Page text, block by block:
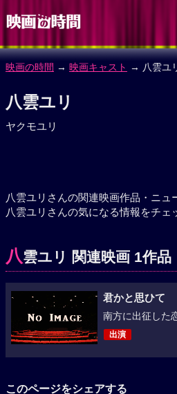
映画の時間 → 映画キャスト → 八雲ユ
八雲ユリ
ヤクモユリ
八雲ユリさんの関連映画作品・ニュ
八雲ユリさんの気になる情報をチェ
八雲ユリ 関連映画 1作品
君かと思ひて
南方に出征した
出演
このページをシェアする